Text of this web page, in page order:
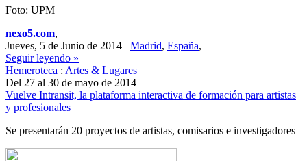
Foto: UPM
nexo5.com,
Jueves, 5 de Junio de 2014 Madrid, España,
Seguir leyendo »
Hemeroteca : Artes & Lugares
Del 27 al 30 de mayo de 2014
Vuelve Intransit, la plataforma interactiva de formación para artistas
y profesionales
Se presentarán 20 proyectos de artistas, comisarios e investigadores